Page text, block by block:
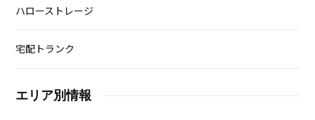
ハローストレージ
宅配トランク
エリア別情報